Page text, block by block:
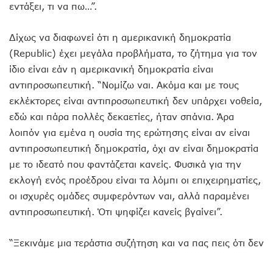
εντάξει, τι να πω…”.
Δίχως να διαφωνεί ότι η αμερικανική δημοκρατία
(Republic) έχει μεγάλα προβλήματα, το ζήτημα για τον
ίδιο είναι εάν η αμερικανική δημοκρατία είναι
αντιπροσωπευτική. “Νομίζω ναι. Ακόμα και με τους
εκλέκτορες είναι αντιπροσωπευτική δεν υπάρχει νοθεία,
εδώ και πάρα πολλές δεκαετίες, ήταν σπάνια. Άρα
λοιπόν για εμένα η ουσία της ερώτησης είναι αν είναι
αντιπροσωπευτική δημοκρατία, όχι αν είναι δημοκρατία
με το ιδεατό που φαντάζεται κανείς. Φυσικά για την
εκλογή ενός προέδρου είναι τα λόμπι οι επιχειρηματίες,
οι ισχυρές ομάδες συμφερόντων ναι, αλλά παραμένει
αντιπροσωπευτική. Ότι ψηφίζει κανείς βγαίνει”.
“Ξεκινάμε μια τεράστια συζήτηση και να πας πεις ότι δεν